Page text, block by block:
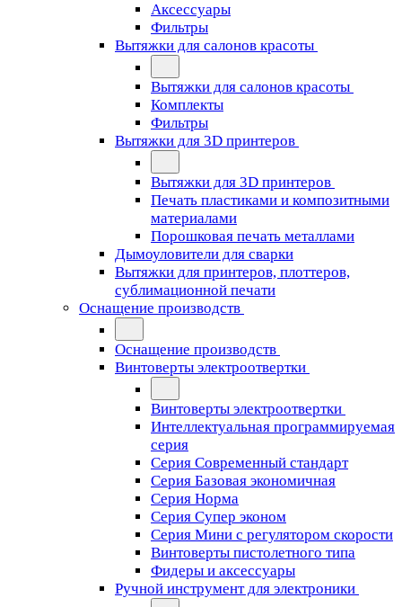
Аксессуары
Фильтры
Вытяжки для салонов красоты
Вытяжки для салонов красоты
Комплекты
Фильтры
Вытяжки для 3D принтеров
Вытяжки для 3D принтеров
Печать пластиками и композитными
материалами
Порошковая печать металлами
Дымоуловители для сварки
Вытяжки для принтеров, плоттеров,
сублимационной печати
Оснащение производств
Оснащение производств
Винтоверты электроотвертки
Винтоверты электроотвертки
Интеллектуальная программируемая
серия
Серия Современный стандарт
Серия Базовая экономичная
Серия Норма
Серия Cупер эконом
Серия Мини с регулятором скорости
Винтоверты пистолетного типа
Фидеры и аксессуары
Ручной инструмент для электроники